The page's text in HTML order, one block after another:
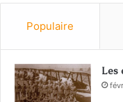
Populaire
Les